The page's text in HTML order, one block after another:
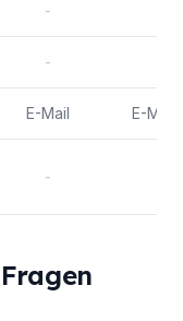
-
-
E-Mail E-Mail
-